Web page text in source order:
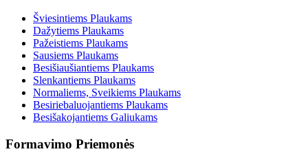
Šviesintiems Plaukams
Dažytiems Plaukams
Pažeistiems Plaukams
Sausiems Plaukams
Besišiaušiantiems Plaukams
Slenkantiems Plaukams
Normaliems, Sveikiems Plaukams
Besiriebaluojantiems Plaukams
Besišakojantiems Galiukams
Formavimo Priemonės